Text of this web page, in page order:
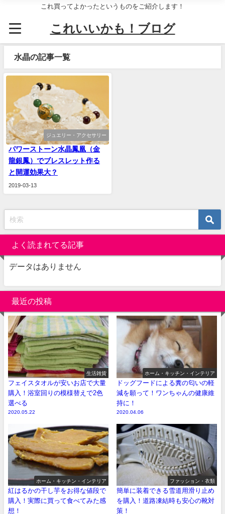
これ買ってよかったというものをご紹介します！
これいいかも！ブログ
水晶の記事一覧
ジュエリー・アクセサリー
パワーストーン水晶鳳凰（金
龍銀鳳）でブレスレット作る
と開運効果大？
2019-03-13
よく読まれてる記事
データはありません
最近の投稿
生活雑貨
フェイスタオルが安いお店で大量
購入！浴室回りの模様替えで2色
選べる
2020.05.22
ホーム・キッチン・インテリア
ドッグフードによる糞の匂いの軽
減を願って！ワンちゃんの健康維
持に！
2020.04.06
ホーム・キッチン・インテリア
紅はるかの干し芋をお得な値段で
購入！実際に買って食べてみた感
想！
ファッション・衣類
簡単に装着できる雪道用滑り止め
を購入！道路凍結時も安心の靴対
策！